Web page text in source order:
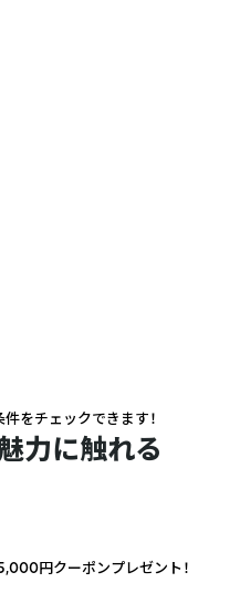
力に触れる
をチェックできます！
円クーポンプレゼント！